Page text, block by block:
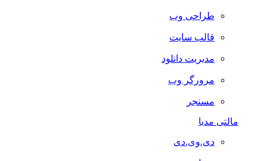
طراحی وب
قالب سایت
مدیریت دانلود
مرورگر وب
مسنجر
مالتی مدیا
دی.وی.دی